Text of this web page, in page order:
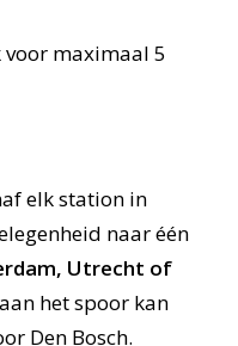
maximaal 5
elk station in
naar één
Utrecht of
het spoor kan
Den Bosch.